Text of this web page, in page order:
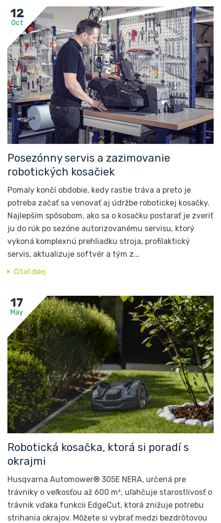
12
Oct
Posezónny servis a zazimovanie
robotických kosačiek
Pomaly končí obdobie, kedy rastie tráva a preto je
potreba začať sa venovať aj údržbe robotickej kosačky.
Najlepším spôsobom, ako sa o kosačku postarať je zveriť
ju do rúk po sezóne autorizovanému servisu, ktorý
vykoná komplexnú prehliadku stroja, profilaktický
servis, aktualizuje softvér a tým z...
Čítať ďalej
17
May
Robotická kosačka, ktorá si poradí s
okrajmi
Husqvarna Automower® 305E NERA, určená pre
trávniky o veľkosťou až 600 m², uľahčuje starostlivosť o
trávnik vďaka funkcii EdgeCut, ktorá znižuje potrebu
strihania okrajov. Môžete si vybrať medzi bezdrôtovou